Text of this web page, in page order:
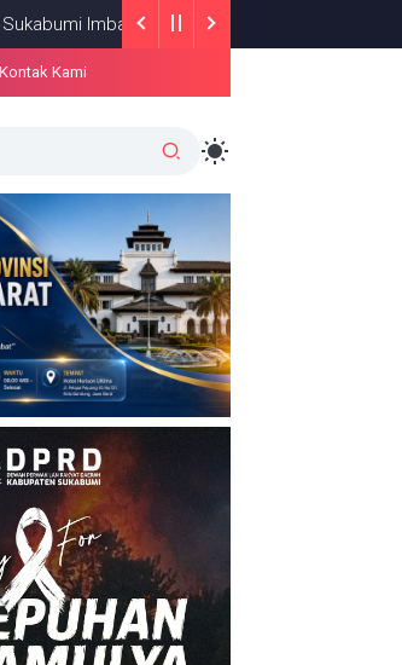
Warga Hemat Air AIR BERSIH
Kontak Kami